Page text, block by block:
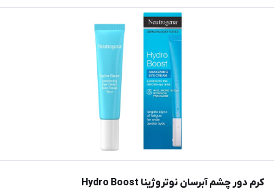
کرم دور چشم آبرسان نوتروژینا Hydro Boost